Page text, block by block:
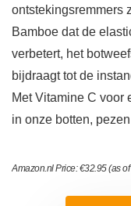
ontstekingsremmers
Bamboe dat de
verbetert, het
bijdraagt tot de
Met Vitamine C voor
in onze botten,
Amazon.nl Price:€32.95(as of